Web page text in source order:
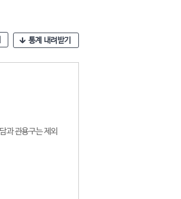
통계 내려받기
과 관용구는 제외